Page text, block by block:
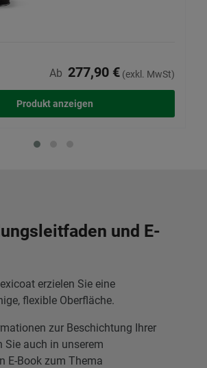
Ab 277,90 €(exkl. MwSt)
Produkt anzeigen
und E-
erzielen Sie eine
flexible Oberfläche.
zur Beschichtung Ihrer
Sie auch in unserem
E-Book zum Thema